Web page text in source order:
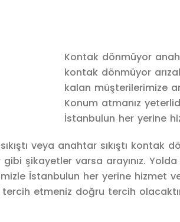
Kontak dönmüyor
kontak dönmüyor
kalan müşterilerimize
Konum atmanız
İstanbulun her yerine
veya anahtar sıkıştı kontak
şikayetler varsa arayınız.
İstanbulun her yerine hizmet
tercih etmeniz doğru tercih